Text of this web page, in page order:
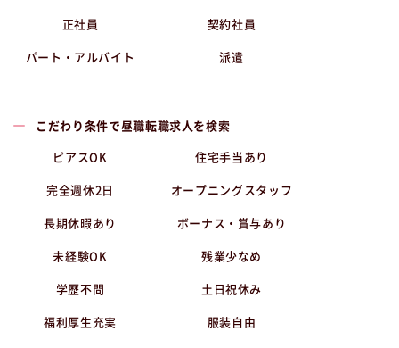
正社員 契約社員
パート・アルバイト 派遣
こだわり条件で昼職転職求人を検索
ピアスOK 住宅手当あり
完全週休2日 オープニングスタッフ
長期休暇あり ボーナス・賞与あり
未経験OK 残業少なめ
学歴不問 土日祝休み
福利厚生充実 服装自由